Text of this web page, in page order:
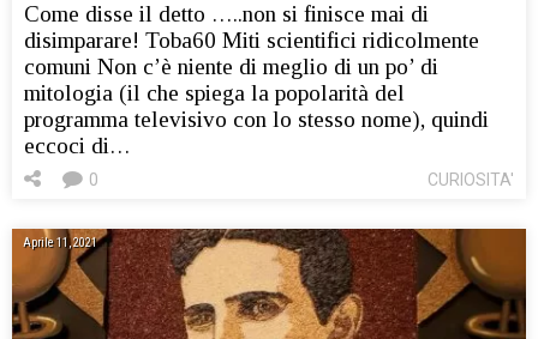
Come disse il detto …..non si finisce mai di
disimparare! Toba60 Miti scientifici ridicolmente
comuni Non c’è niente di meglio di un po’ di
mitologia (il che spiega la popolarità del
programma televisivo con lo stesso nome), quindi
eccoci di…
CURIOSITA'
0
Aprile 11, 2021